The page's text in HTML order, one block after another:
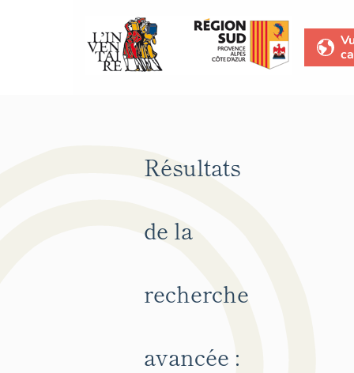
Résultats
de la
recherche
avancée :